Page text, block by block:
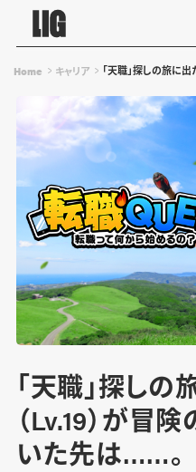
Home キャリア 「天職」探しの旅に
「天職」探しの
（Lv.19）が冒
いた先は……。